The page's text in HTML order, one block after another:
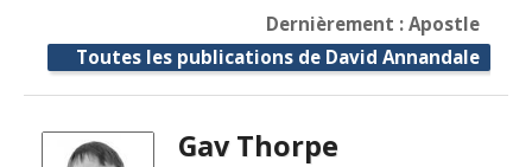
Dernièrement : Apostle
Toutes les publications de David Annandale
Gav Thorpe